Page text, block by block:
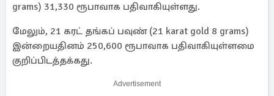
grams) 31,330 ரூபாவாக பதிவாகியுள்ளது.
மேலும், 21 கரட் தங்கப் பவுண் (21 karat gold 8 grams)
இன்றையதினம் 250,600 ரூபாவாக பதிவாகியுள்ளமை
குறிப்பிடத்தக்கது.
Advertisement